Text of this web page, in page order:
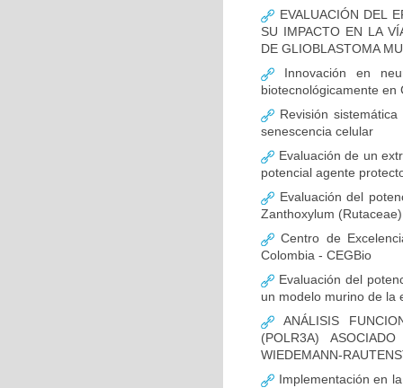
EVALUACIÓN DEL
SU IMPACTO EN LA
DE GLIOBLASTOMA
Innovación en
biotecnológicamente en
Revisión
senescencia celular
Evaluación de un
potencial agente
Evaluación del
Zanthoxylum
Centro de
Colombia - CEGBio
Evaluación del
un modelo murino de la
ANÁLISIS
(POLR3A)
WIEDEMANN-
Implementación en